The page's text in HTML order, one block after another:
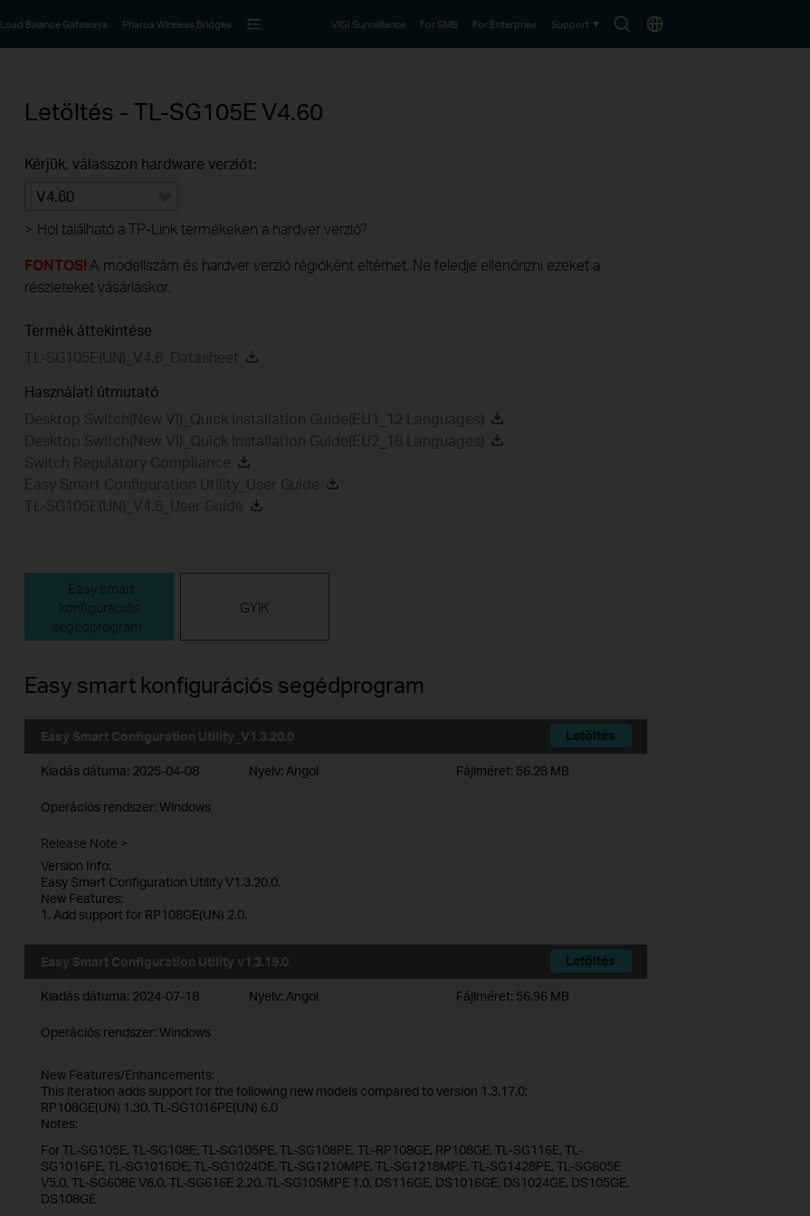
SearchChoose
Load Balance Gateways Pharos Wireless Bridges VIGI Surveillance For SMB For Enterprise Support
Letöltés - TL-SG105E V4.60
Kérjük, válasszon hardware verziót:
V4.60
> Hol található a TP-Link termékeken a hardver verzió?
FONTOS!:A modellszám és hardver verzió régióként eltérhet. Ne feledje ellenőrizni ezeket a
részleteket vásárláskor.
Termék áttekintése
TL-SG105E(UN)_V4.6_Datasheet
Használati útmutató
Desktop Switch(New VI)_Quick Installation Guide(EU1_12 Languages)
Desktop Switch(New VI)_Quick Installation Guide(EU2_18 Languages)
Switch Regulatory Compliance
Easy Smart Configuration Utility_User Guide
TL-SG105E(UN)_V4.6_User Guide
Easy smart
konfigurációs
segédprogram
GYIK
Easy smart konfigurációs segédprogram
Easy Smart Configuration Utility_V1.3.20.0 Letöltés
Kiadás dátuma: 2025-04-08 Nyelv: Angol Fájlméret: 56.28 MB
Operációs rendszer: Windows
Release Note >
Version Info:
Easy Smart Configuration Utility V1.3.20.0.
New Features:
1. Add support for RP108GE(UN) 2.0.
Easy Smart Configuration Utility v1.3.19.0 Letöltés
Kiadás dátuma: 2024-07-18 Nyelv: Angol Fájlméret: 56.96 MB
Operációs rendszer: Windows
New Features/Enhancements:
This iteration adds support for the following new models compared to version 1.3.17.0:
RP108GE(UN) 1.30, TL-SG1016PE(UN) 6.0
Notes:
For TL-SG105E, TL-SG108E, TL-SG105PE, TL-SG108PE, TL-RP108GE, RP108GE, TL-SG116E, TL-
SG1016PE, TL-SG1016DE, TL-SG1024DE, TL-SG1210MPE, TL-SG1218MPE, TL-SG1428PE, TL-SG605E
V5.0, TL-SG608E V6.0, TL-SG616E 2.20, TL-SG105MPE 1.0, DS116GE, DS1016GE, DS1024GE, DS105GE,
DS108GE